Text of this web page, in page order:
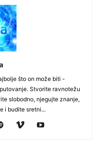
što on može biti -
Stvorite ravnotežu
slobodno, njegujte znanje,
i budite sretni...